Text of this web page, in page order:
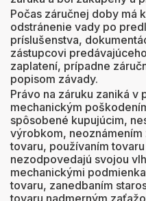
Počas záručnej doby má
odstránenie vady po
príslušenstva,
zástupcovi
zaplatení, prípadne
popisom závady.
Právo na záruku zaniká
mechanickým
spôsobené kupujúcim,
výrobkom,
tovaru, používaním
nezodpovedajú svojou
mechanickými
tovaru, zanedbaním
tovaru nadmerným